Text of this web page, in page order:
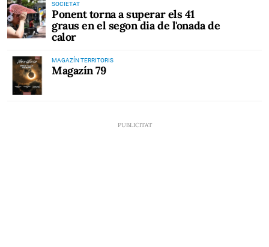
SOCIETAT
Ponent torna a superar els 41
graus en el segon dia de l'onada de
calor
MAGAZÍN TERRITORIS
Magazín 79